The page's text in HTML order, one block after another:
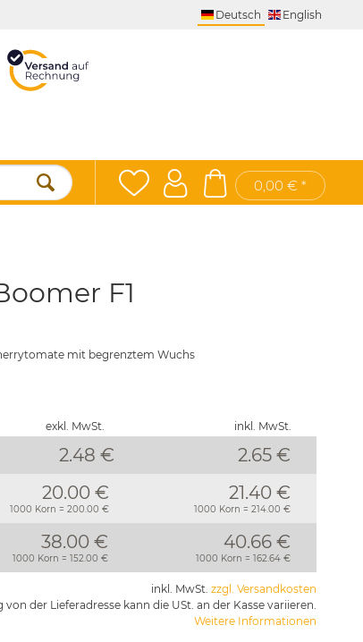
Deutsch English
0,00 € *
F1
mit begrenztem Wuchs
exkl. MwSt. inkl. MwSt.
2.48 € 2.65€
20.00 €
1000 Korn = 200.00 €
21.40 €
1000 Korn = 214.00 €
38.00 €
1000 Korn = 152.00 €
40.66 €
1000 Korn = 162.64 €
inkl. MwSt. zzgl. Versandkosten
von der Lieferadresse kann die USt. an der Kasse variieren.
Weitere Informationen